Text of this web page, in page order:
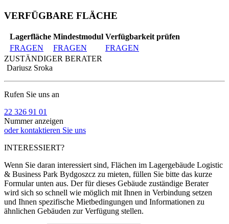
VERFÜGBARE FLÄCHE
Lagerfläche Mindestmodul Verfügbarkeit prüfen
FRAGEN
FRAGEN
FRAGEN
ZUSTÄNDIGER BERATER
Dariusz Sroka
Rufen Sie uns an
22 326 91 01
Nummer anzeigen
oder kontaktieren Sie uns
INTERESSIERT?
Wenn Sie daran interessiert sind, Flächen im Lagergebäude Logistic
& Business Park Bydgoszcz zu mieten, füllen Sie bitte das kurze
Formular unten aus. Der für dieses Gebäude zuständige Berater
wird sich so schnell wie möglich mit Ihnen in Verbindung setzen
und Ihnen spezifische Mietbedingungen und Informationen zu
ähnlichen Gebäuden zur Verfügung stellen.